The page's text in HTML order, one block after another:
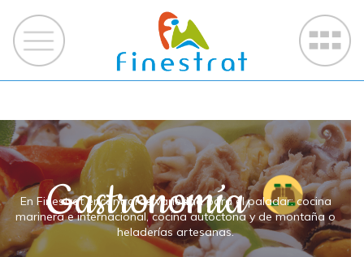
Gastronomía
En Finestrat encontrarás variedad para el paladar: cocina
marinera e internacional, cocina autóctona y de montaña o
heladerías artesanas.